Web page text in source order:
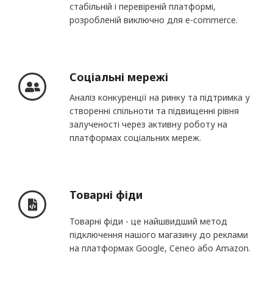
стабільній і перевіреній платформі,
розробленій виключно для e-commerce.
Соціальні мережі
Аналіз конкуренції на ринку та підтримка у
створенні спільноти та підвищенні рівня
залученості через активну роботу на
платформах соціальних мереж.
Товарні фіди
Товарні фіди - це найшвидший метод
підключення нашого магазину до реклами
на платформах Google, Ceneo або Amazon.